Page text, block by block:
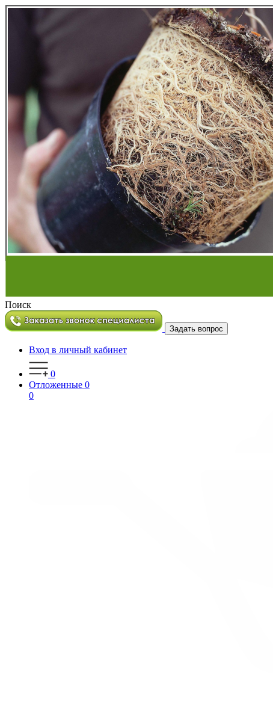
Поиск
Задать вопрос
Вход в личный кабинет
0
Отложенные 0
0